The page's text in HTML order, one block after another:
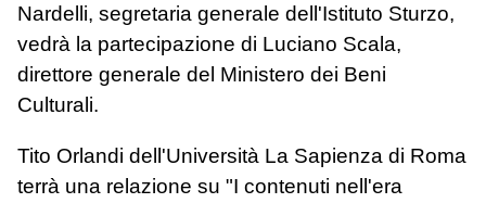
Nardelli, segretaria generale dell'Istituto Sturzo,
vedrà la partecipazione di Luciano Scala,
direttore generale del Ministero dei Beni
Culturali.
Tito Orlandi dell'Università La Sapienza di Roma
terrà una relazione su "I contenuti nell'era